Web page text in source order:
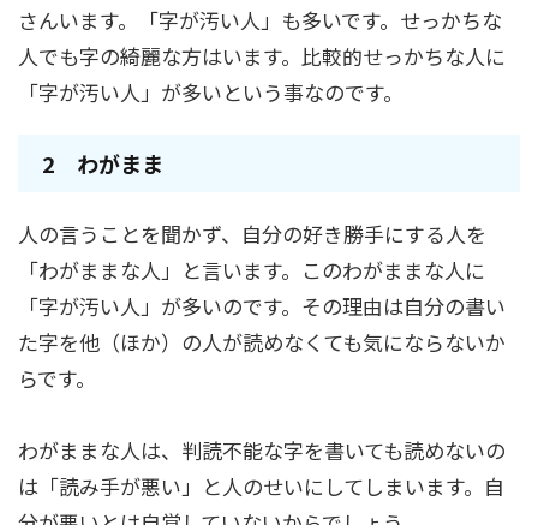
さんいます。「字が汚い人」も多いです。せっかちな
人でも字の綺麗な方はいます。比較的せっかちな人に
「字が汚い人」が多いという事なのです。
2 わがまま
人の言うことを聞かず、自分の好き勝手にする人を
「わがままな人」と言います。このわがままな人に
「字が汚い人」が多いのです。その理由は自分の書い
た字を他（ほか）の人が読めなくても気にならないか
らです。
わがままな人は、判読不能な字を書いても読めないの
は「読み手が悪い」と人のせいにしてしまいます。自